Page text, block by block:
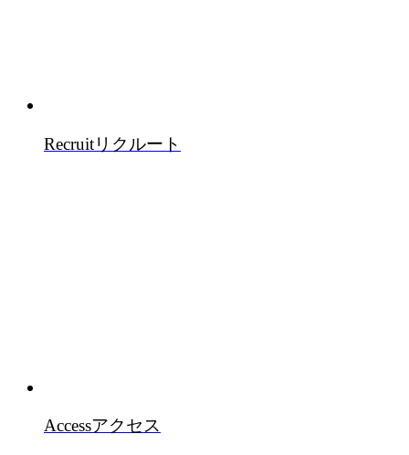
Recruitリクルート
Accessアクセス